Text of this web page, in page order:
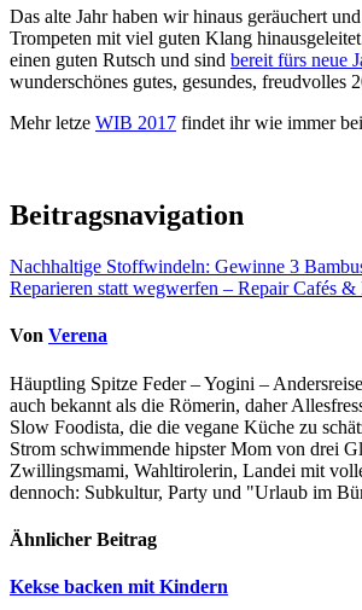
Das alte Jahr haben wir hinaus geräuchert
Trompeten mit viel guten Klang
einen guten Rutsch und sind bereit fürs neue
wunderschönes gutes, gesundes, freudvolles
Mehr letze WIB 2017 findet ihr wie immer
Beitragsnavigation
Nachhaltige Stoffwindeln: Gewinne 3
Reparieren statt wegwerfen – Repair Cafés
Von Verena
Häuptling Spitze Feder – Yogini –
auch bekannt als die Römerin, daher
Slow Foodista, die die vegane Küche zu
Strom schwimmende hipster Mom von drei
Zwillingsmami, Wahltirolerin, Landei mit
dennoch: Subkultur, Party und "Urlaub im
Ähnlicher Beitrag
Kekse backen mit Kindern